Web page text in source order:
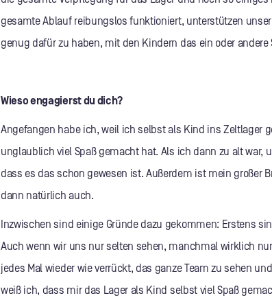
gesamte Ablauf reibungslos funktioniert, unterstützen
genug dafür zu haben, mit den Kindern das ein oder andere
Wieso engagierst du dich?
Angefangen habe ich, weil ich selbst als Kind ins Zeltlager
unglaublich viel Spaß gemacht hat. Als ich dann zu alt
dass es das schon gewesen ist. Außerdem ist mein großer
dann natürlich auch.
Inzwischen sind einige Gründe dazu gekommen: Erstens
Auch wenn wir uns nur selten sehen, manchmal wirklich
jedes Mal wieder wie verrückt, das ganze Team zu sehen
weiß ich, dass mir das Lager als Kind selbst viel Spaß